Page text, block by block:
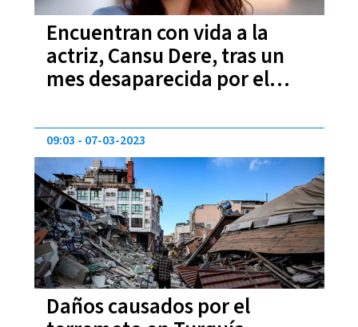
Encuentran con vida a la
actriz, Cansu Dere, tras un
mes desaparecida por el
Daños causados por el
09:03 07-03-2023